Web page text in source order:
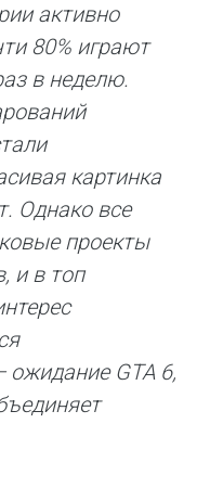
активно
80% играют
в неделю.
картинка
Однако все
проекты
и в топ
GTA 6,